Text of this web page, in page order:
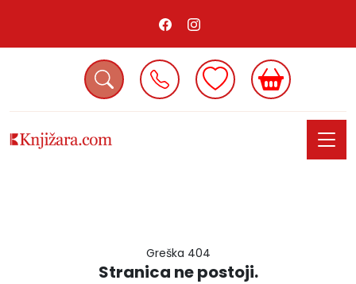
Greška 404
Stranica ne postoji.